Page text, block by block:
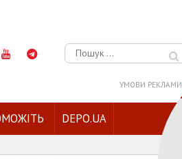
Пошук:
УМОВИ РЕКЛАМИ
DEPO.UA